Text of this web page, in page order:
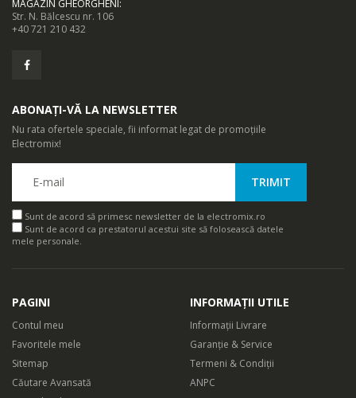
MAGAZIN GHEORGHENI:
Str. N. Bălcescu nr. 106
+40 721 210 432
ABONAȚI-VĂ LA NEWSLETTER
Nu rata ofertele speciale, fii informat legat de promoțiile
Electromix!
Sunt de acord să primesc newsletter de la electromix.ro
Sunt de acord ca prestatorul acestui site să folosească datele
mele personale.
PAGINI
Contul meu
Favoritele mele
Sitemap
Căutare Avansată
INFORMAȚII UTILE
Informații Livrare
Garanție & Service
Termeni & Condiții
ANPC